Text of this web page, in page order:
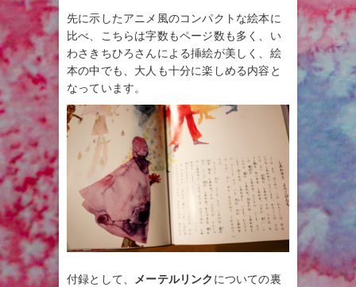
先に示したアニメ風のコンパクトな絵本に
比べ、こちらは字数もページ数も多く、い
わさきちひろさんによる挿絵が美しく、絵
本の中でも、大人も十分に楽しめる内容と
なっています。
付録として、 メーテルリンク についての裏